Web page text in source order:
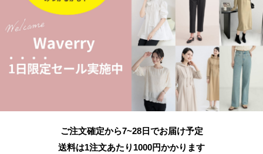
ご注文確定から7~28日でお届け予定
送料は1注文あたり 1000円かかります